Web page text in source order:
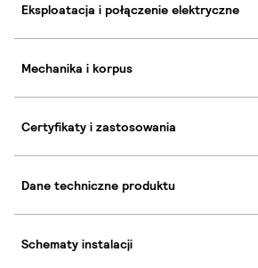
Eksploatacja i połączenie elektryczne
Mechanika i korpus
Certyfikaty i zastosowania
Dane techniczne produktu
Schematy instalacji